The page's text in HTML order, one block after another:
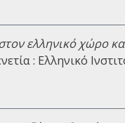
ελληνικό χώρο
: Ελληνικό